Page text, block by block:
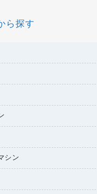
ら探す
ートリッジ
ン
トナー（リターン方式）
トナー（プール方式）
ンクカートリッジ
リトナー
リッジ
フォーム用紙
紙
用紙
機器
ド
グ／収納用品
ンタ／複合機
ード
ィスク
シン